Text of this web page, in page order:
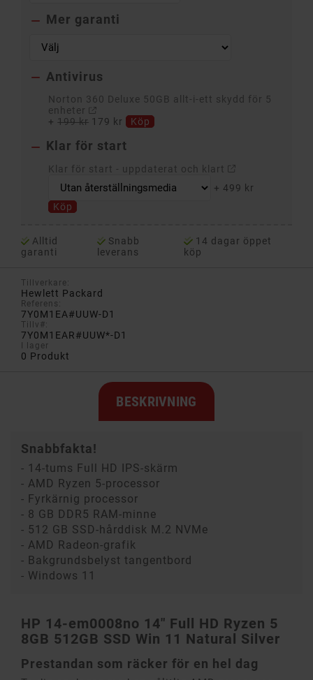
 Mer garanti
 Antivirus
Norton 360 Deluxe 50GB allt-i-ett skydd för 5
enheter
+199 kr 179 kr Köp
 Klar för start
Klar för start - uppdaterat och klart
+ 499 kr
Köp
Alltid
garanti
Snabb
leverans
14 dagar öppet
köp
Tillverkare:
Hewlett Packard
Referens:
7Y0M1EA#UUW-D1
Tillv#:
7Y0M1EAR#UUW*-D1
I lager
0 Produkt
BESKRIVNING
HP 14-em0008no 14" Full HD Ryzen 5
8GB 512GB SSD Win 11 Natural Silver
Prestandan som räcker för en hel dag
Snabbfakta!
- 14-tums Full HD IPS-skärm
- AMD Ryzen 5-processor
- Fyrkärnig processor
- 8 GB DDR5 RAM-minne
- 512 GB SSD-hårddisk M.2 NVMe
- AMD Radeon-grafik
- Bakgrundsbelyst tangentbord
- Windows 11